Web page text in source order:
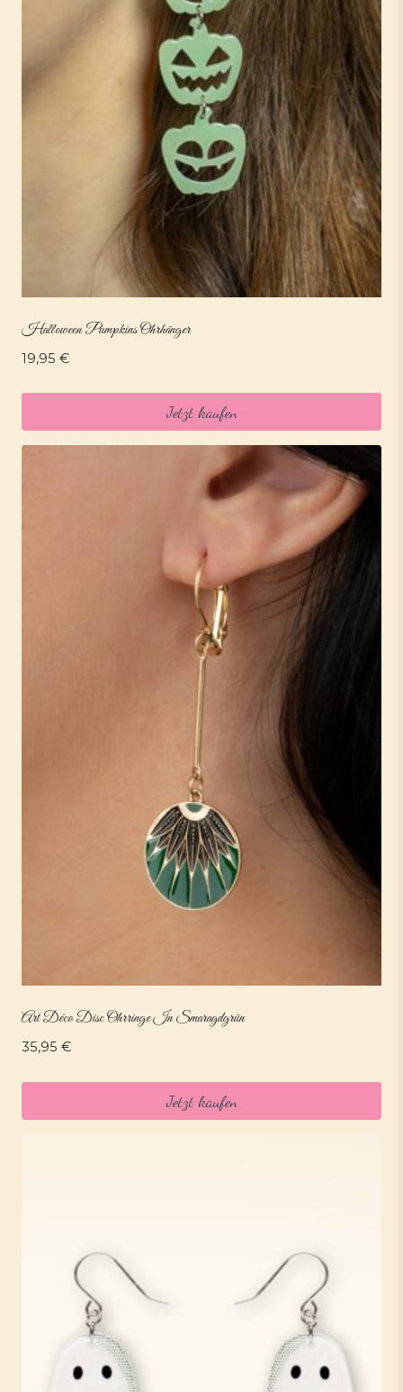
Halloween Pumpkins Ohrhänger
19,95 €
Jetzt kaufen
Art Déco Disc Ohrringe In Smaragdgrün
35,95 €
Jetzt kaufen